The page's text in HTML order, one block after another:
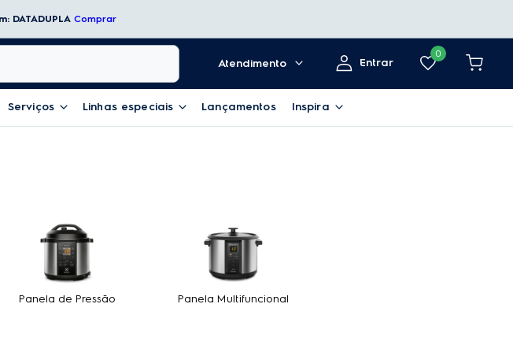
DATADUPLA Comprar
Atendimento
Entrar
0
Serviços Linhas especiais Lançamentos Inspira
Panela de Pressão Panela Multifuncional